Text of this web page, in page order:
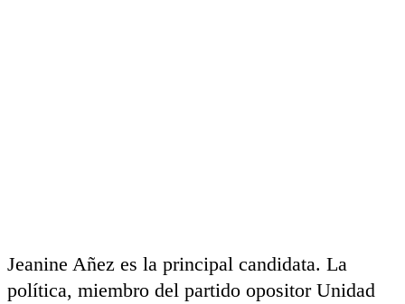
Jeanine Añez es la principal candidata. La
política, miembro del partido opositor Unidad